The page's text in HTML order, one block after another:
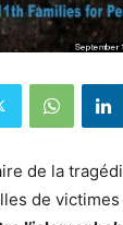
de la
de